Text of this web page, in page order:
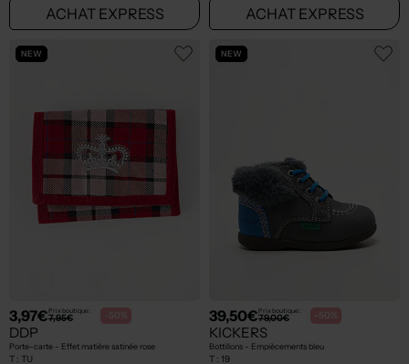
ACHAT EXPRESS ACHAT EXPRESS
NEW
3,97€Prix boutique :
7,95€ -50%
DDP
Porte-carte - Effet matière satinée rose
T : TU
NEW
39,50€Prix boutique :
79,00€ -50%
KICKERS
Bottillons - Empiècements bleu
T : 19